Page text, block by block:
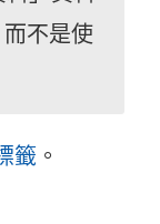
不是使
籤 。